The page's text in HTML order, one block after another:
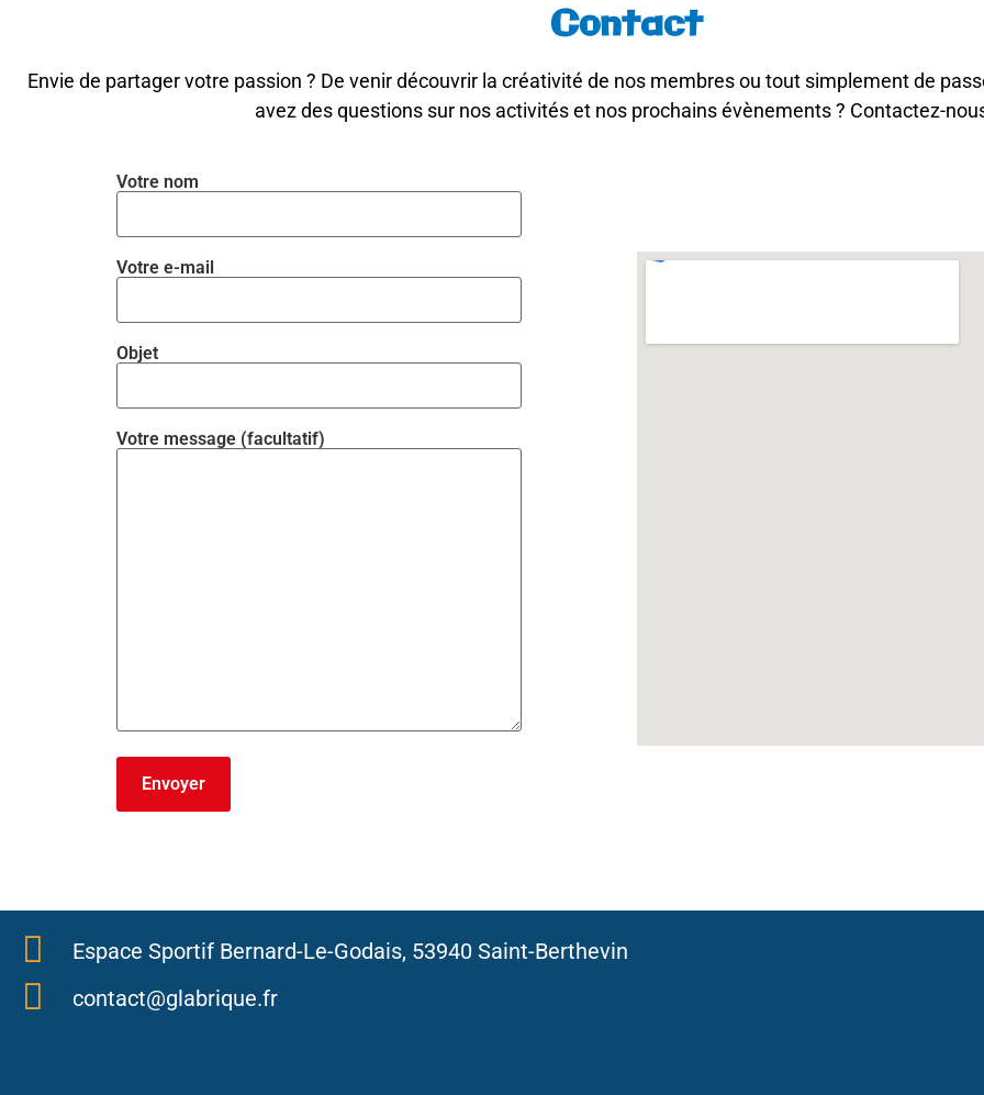
Contact
Envie de partager votre passion ? De venir découvrir la créativité de nos membres ou tout simplement de
avez des questions sur nos activités et nos prochains évènements ? Contactez-
Votre nom
Votre e-mail
Objet
Votre message (facultatif)
Espace Sportif Bernard-Le-Godais, 53940 Saint-Berthevin
contact@glabrique.fr